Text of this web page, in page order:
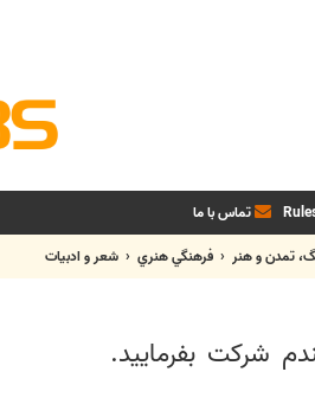
تماس با ما
تمدن و هنر فرهنگي هنري شعر و ادبيات
شرکت بفرماييد.